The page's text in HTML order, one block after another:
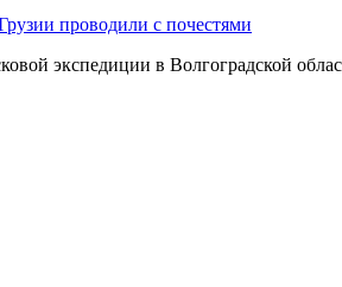
проводили с почестями
экспедиции в Волгоградской